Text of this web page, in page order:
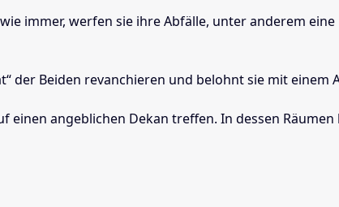
immer, werfen sie ihre Abfälle, unter anderem
der Beiden revanchieren und belohnt sie mit
angeblichen Dekan treffen. In dessen